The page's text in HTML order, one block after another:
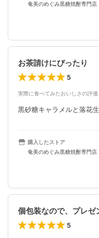
奄美のめぐみ黒糖焼酎専門店
お茶請けにぴったり
5
実際に食べてみたおいしさの評価
黒砂糖キャラメルと落花
購入したストア
奄美のめぐみ黒糖焼酎専門店
5